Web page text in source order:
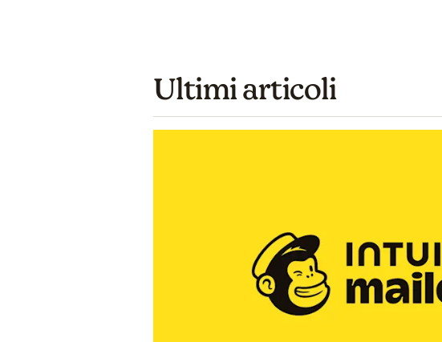
Ultimi articoli